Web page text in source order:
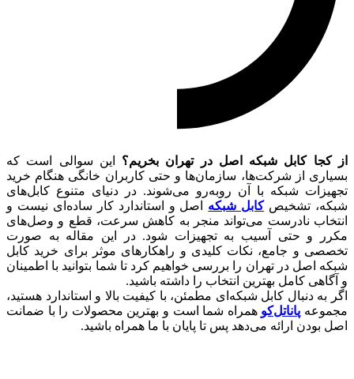
از کجا کابل شبکه اصل در تهران بخریم؟ این سوالی است که
بسیاری از شرکت‌ها، سازمان‌ها و حتی کاربران خانگی هنگام خرید
تجهیزات شبکه با آن روبه‌رو می‌شوند. در دنیای متنوع کابل‌های
شبکه، تشخیص کابل شبکه اصل و استاندارد کار ساده‌ای نیست و
انتخاب نادرست می‌تواند منجر به کاهش سرعت، قطع و وصل‌های
مکرر و حتی آسیب به تجهیزات شود. در این مقاله به‌ صورت
تخصصی و جامع، نکات کلیدی و راهکارهای موثر برای خرید کابل
شبکه اصل در تهران را بررسی خواهیم کرد تا شما بتوانید با اطمینان
و آگاهی کامل بهترین انتخاب را داشته باشید.
اگر به دنبال کابل شبکه‌ای مطمئن، با کیفیت بالا و استاندارد هستید،
مجموعه پاناتل‌کو همراه شما است و بهترین محصولات را با ضمانت
اصل بودن ارائه می‌دهد پس تا پایان با ما همراه باشید.